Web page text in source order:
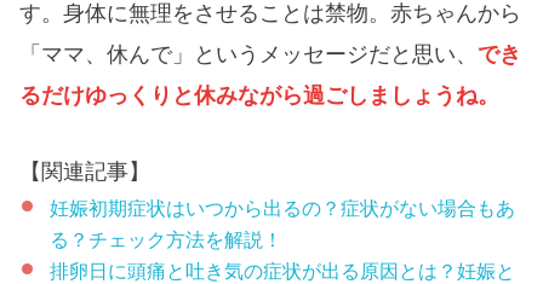
す。身体に無理をさせることは禁物。赤ちゃんから
「ママ、休んで」というメッセージだと思い、 でき
るだけゆっくりと休みながら過ごしましょうね。
【関連記事】
妊娠初期症状はいつから出るの？症状がない場合もあ
る？チェック方法を解説！
排卵日に頭痛と吐き気の症状が出る原因とは？妊娠と